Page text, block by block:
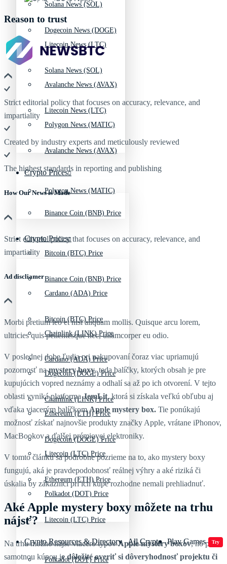
Solana News (SOL)
Litecoin News (LTC)
Avalanche News (AVAX)
Polygon News (MATIC)
Crypto Prices
Binance Coin (BNB) Price
Bitcoin (BTC) Price
Cardano (ADA) Price
Chainlink (LINK) Price
Dogecoin (DOGE) Price
Ethereum (ETH) Price
Litecoin (LTC) Price
Polkadot (DOT) Price
Crypto Resources & Directory All Crypto Play Games Try
Dogecoin News (DOGE)
Solana News (SOL)
Litecoin News (LTC)
Avalanche News (AVAX)
Polygon News (MATIC)
Crypto Prices
Binance Coin (BNB) Price
Bitcoin (BTC) Price
Cardano (ADA) Price
Chainlink (LINK) Price
Dogecoin (DOGE) Price
Ethereum (ETH) Price
Litecoin (LTC) Price
Polkadot (DOT) Price
Reason to trust
Strict editorial policy that focuses on accuracy, relevance, and
impartiality
Created by industry experts and meticulously reviewed
The highest standards in reporting and publishing
How Our News is Made
Strict editorial policy that focuses on accuracy, relevance, and
impartiality
Ad discliamer
Morbi pretium leo et nisl aliquam mollis. Quisque arcu lorem,
ultricies quis pellentesque nec, ullamcorper eu odio.
V poslednej dobe ľudia pri nakupovaní čoraz viac upriamujú
pozornosť namystery boxy, teda balíčky, ktorých obsah je pre
kupujúcich vopred neznámy a odhalí sa až po ich otvorení. V tejto
oblasti vyniká platformaJemLit, ktorá si získala veľkú obľubu aj
vďaka viacerým balíčkomApple mystery box. Tie ponúkajú
možnosť získať najnovšie produkty značky Apple, vrátane iPhonov,
MacBookov a ďalšej prémiovej elektroniky.
V tomto článku sa podrobne pozrieme na to, ako mystery boxy
fungujú, aká je pravdepodobnosť reálnej výhry a aké riziká či
úskalia by zákazníci pri ich kúpe rozhodne nemali prehliadnuť.
Aké Apple mystery boxy môžete na trhu
nájsť?
Na trhu možno nájsť viacero typovApple mystery boxov, no pred
samotnou kúpou je dôležité overiť si dôveryhodnosť projektu či